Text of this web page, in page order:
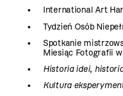
International Art
Tydzień Osób
Spotkanie
Miesiąc Fotografii
Historia idei,
Kultura